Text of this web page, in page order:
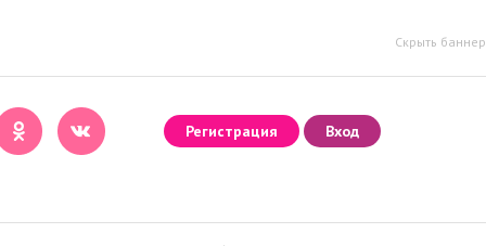
Скрыть баннер
Регистрация Вход